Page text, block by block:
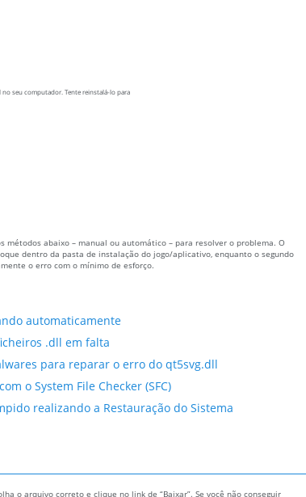
seu computador. Tente reinstalá-lo para
métodos abaixo – manual ou automático – para resolver o problema. O
dentro da pasta de instalação do jogo/aplicativo, enquanto o segundo
o erro com o mínimo de esforço.
automaticamente
.dll em falta
para reparar o erro do qt5svg.dll
o System File Checker (SFC)
realizando a Restauração do Sistema
o arquivo correto e clique no link de “Baixar”. Se você não conseguir